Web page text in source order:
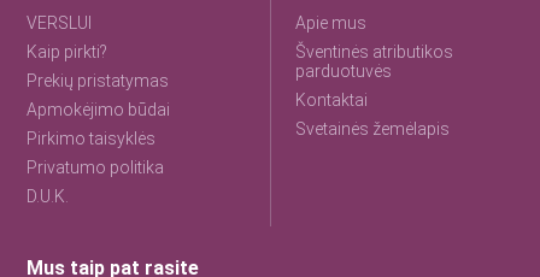
VERSLUI
Kaip pirkti?
Prekių pristatymas
Apmokėjimo būdai
Pirkimo taisyklės
Privatumo politika
D.U.K.
Apie mus
Šventinės atributikos
parduotuvės
Kontaktai
Svetainės žemėlapis
Mus taip pat rasite